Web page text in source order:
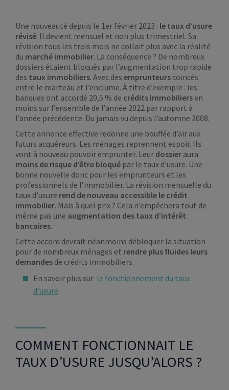
Une nouveauté depuis le 1er février 2023 : le taux d’usure
révisé. Il devient mensuel et non plus trimestriel. Sa
révision tous les trois mois ne collait plus avec la réalité
du marché immobilier. La conséquence ? De nombreux
dossiers étaient bloqués par l’augmentation trop rapide
des taux immobiliers. Avec des emprunteurs coincés
entre le marteau et l’enclume. À titre d’exemple : les
banques ont accordé 20,5 % de crédits immobiliers en
moins sur l’ensemble de l’année 2022 par rapport à
l’année précédente. Du jamais vu depuis l’automne 2008.
Cette annonce effective redonne une bouffée d’air aux
futurs acquéreurs. Les ménages reprennent espoir. Ils
vont à nouveau pouvoir emprunter. Leur dossier aura
moins de risque d’être bloqué par le taux d’usure. Une
bonne nouvelle donc pour les emprunteurs et les
professionnels de l’immobilier. La révision mensuelle du
taux d’usure rend de nouveau accessible le crédit
immobilier. Mais à quel prix ? Cela n’empêchera tout de
même pas une augmentation des taux d’intérêt
bancaires.
Cette accord devrait néanmoins débloquer la situation
pour de nombreux ménages et rendre plus fluides leurs
demandes de crédits immobiliers.
En savoir plus sur le fonctionnement du taux
d’usure
COMMENT FONCTIONNAIT LE
TAUX D’USURE JUSQU’ALORS ?